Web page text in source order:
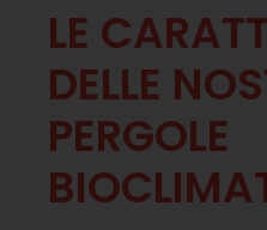
LE
DELLE
PERGOLE